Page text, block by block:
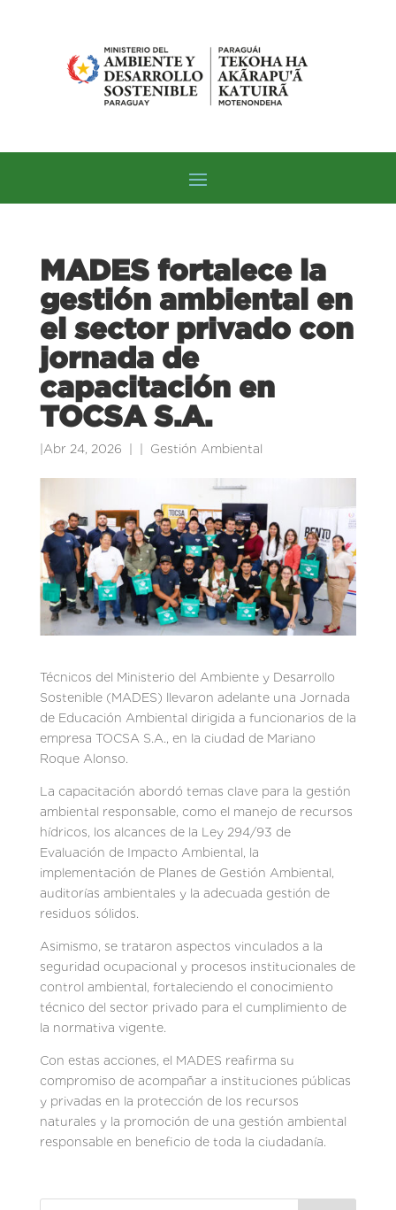
MADES fortalece la
gestión ambiental en
el sector privado con
jornada de
capacitación en
TOCSA S.A.
Abr 24, 2026 Gestión Ambiental
Técnicos del Ministerio del Ambiente y Desarrollo
Sostenible (MADES) llevaron adelante una Jornada
de Educación Ambiental dirigida a funcionarios de la
empresa TOCSA S.A., en la ciudad de Mariano
Roque Alonso.
La capacitación abordó temas clave para la gestión
ambiental responsable, como el manejo de recursos
hídricos, los alcances de la Ley 294/93 de
Evaluación de Impacto Ambiental, la
implementación de Planes de Gestión Ambiental,
auditorías ambientales y la adecuada gestión de
residuos sólidos.
Asimismo, se trataron aspectos vinculados a la
seguridad ocupacional y procesos institucionales de
control ambiental, fortaleciendo el conocimiento
técnico del sector privado para el cumplimiento de
la normativa vigente.
Con estas acciones, el MADES reafirma su
compromiso de acompañar a instituciones públicas
y privadas en la protección de los recursos
naturales y la promoción de una gestión ambiental
responsable en beneficio de toda la ciudadanía.